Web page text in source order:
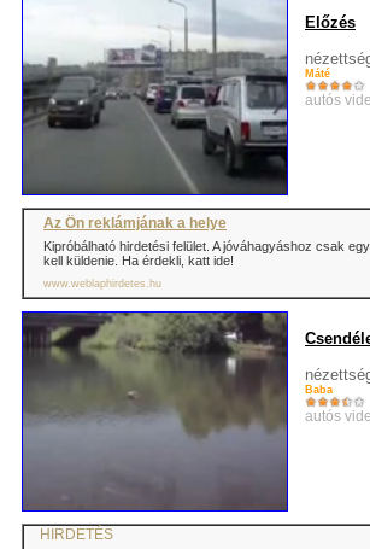
Előzés
Máté
autós
Az Ön reklámjának a helye
Kipróbálható hirdetési felület. A jóváhagyáshoz csak
kell küldenie. Ha érdekli, katt ide!
www.weblaphirdetes.hu
Baba
autós
HIRDETÉS